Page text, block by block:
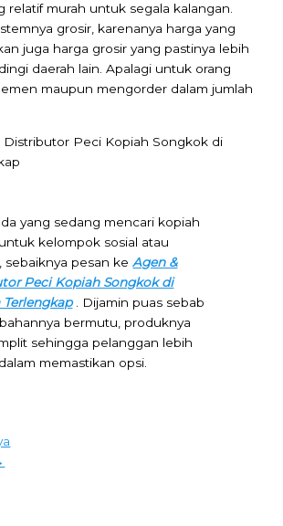
relatif murah untuk segala kalangan.
grosir, karenanya harga yang
juga harga grosir yang pastinya lebih
daerah lain. Apalagi untuk orang
maupun mengorder dalam jumlah
yang sedang mencari kopiah
kelompok sosial atau
sebaiknya pesan keAgen &
Peci Kopiah Songkok di
Terlengkap. Dijamin puas sebab
bermutu, produknya
sehingga pelanggan lebih
memastikan opsi.